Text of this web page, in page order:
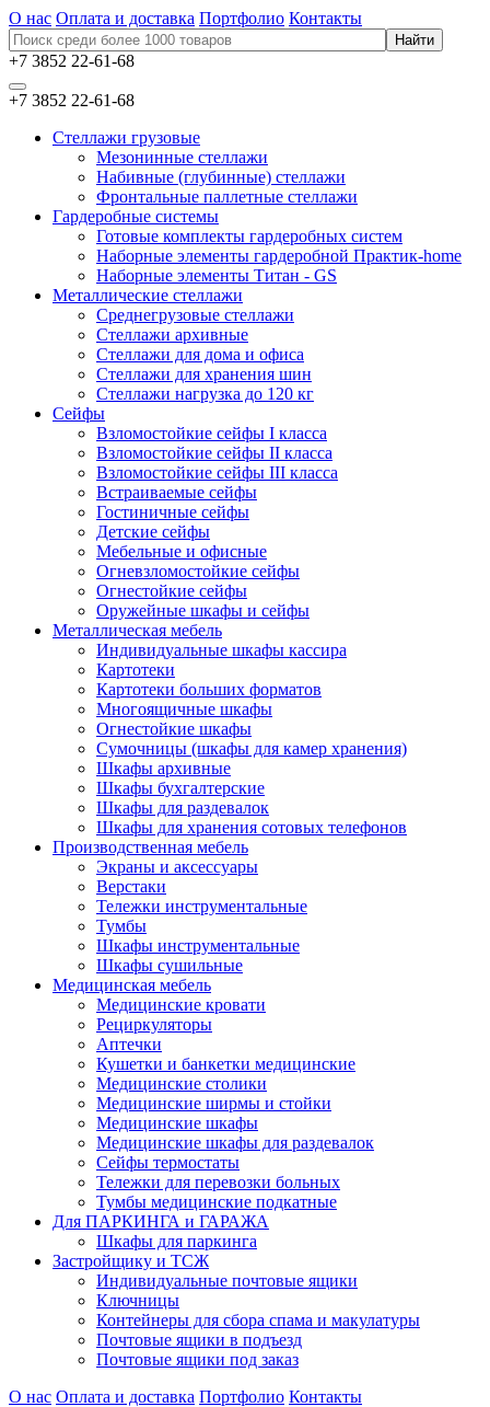
О нас Оплата и доставка Портфолио Контакты
+7 3852 22-61-68
+7 3852 22-61-68
Стеллажи грузовые
Мезонинные стеллажи
Набивные (глубинные) стеллажи
Фронтальные паллетные стеллажи
Гардеробные системы
Готовые комплекты гардеробных систем
Наборные элементы гардеробной Практик-home
Наборные элементы Титан - GS
Металлические стеллажи
Среднегрузовые стеллажи
Стеллажи архивные
Стеллажи для дома и офиса
Стеллажи для хранения шин
Стеллажи нагрузка до 120 кг
Сейфы
Взломостойкие сейфы I класса
Взломостойкие сейфы II класса
Взломостойкие сейфы III класса
Встраиваемые сейфы
Гостиничные сейфы
Детские сейфы
Мебельные и офисные
Огневзломостойкие сейфы
Огнестойкие сейфы
Оружейные шкафы и сейфы
Металлическая мебель
Индивидуальные шкафы кассира
Картотеки
Картотеки больших форматов
Многоящичные шкафы
Огнестойкие шкафы
Сумочницы (шкафы для камер хранения)
Шкафы архивные
Шкафы бухгалтерские
Шкафы для раздевалок
Шкафы для хранения сотовых телефонов
Производственная мебель
Экраны и аксессуары
Верстаки
Тележки инструментальные
Тумбы
Шкафы инструментальные
Шкафы сушильные
Медицинская мебель
Медицинские кровати
Рециркуляторы
Аптечки
Кушетки и банкетки медицинские
Медицинские столики
Медицинские ширмы и стойки
Медицинские шкафы
Медицинские шкафы для раздевалок
Сейфы термостаты
Тележки для перевозки больных
Тумбы медицинские подкатные
Для ПАРКИНГА и ГАРАЖА
Шкафы для паркинга
Застройщику и ТСЖ
Индивидуальные почтовые ящики
Ключницы
Контейнеры для сбора спама и макулатуры
Почтовые ящики в подъезд
Почтовые ящики под заказ
О нас Оплата и доставка Портфолио Контакты